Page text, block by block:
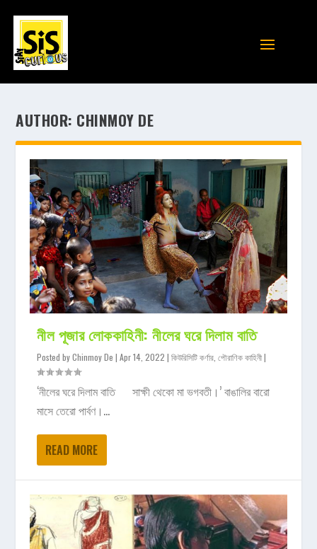
AUTHOR: CHINMOY DE
নীল পূজার লোককাহিনী: নীলের ঘরে দিলাম বাতি
Posted byChinmoy De |Apr 14, 2022 |কিউরিসিটি কর্ণার ,পৌরাণিক কাহিনী|
‘নীলের ঘরে দিলাম বাতি সাক্ষী থেকো মা ভগবতী।’ বাঙালির বারো
মাসে তেরো পার্বণ।...
READ MORE